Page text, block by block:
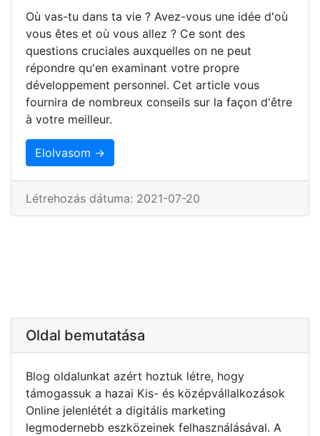
Où vas-tu dans ta vie ? Avez-vous une idée d'où
vous êtes et où vous allez ? Ce sont des
questions cruciales auxquelles on ne peut
répondre qu'en examinant votre propre
développement personnel. Cet article vous
fournira de nombreux conseils sur la façon d'être
à votre meilleur.
Elolvasom →
Létrehozás dátuma: 2021-07-20
Oldal bemutatása
Blog oldalunkat azért hoztuk létre, hogy
támogassuk a hazai Kis- és középvállalkozások
Online jelenlétét a digitális marketing
legmodernebb eszközeinek felhasználásával. A